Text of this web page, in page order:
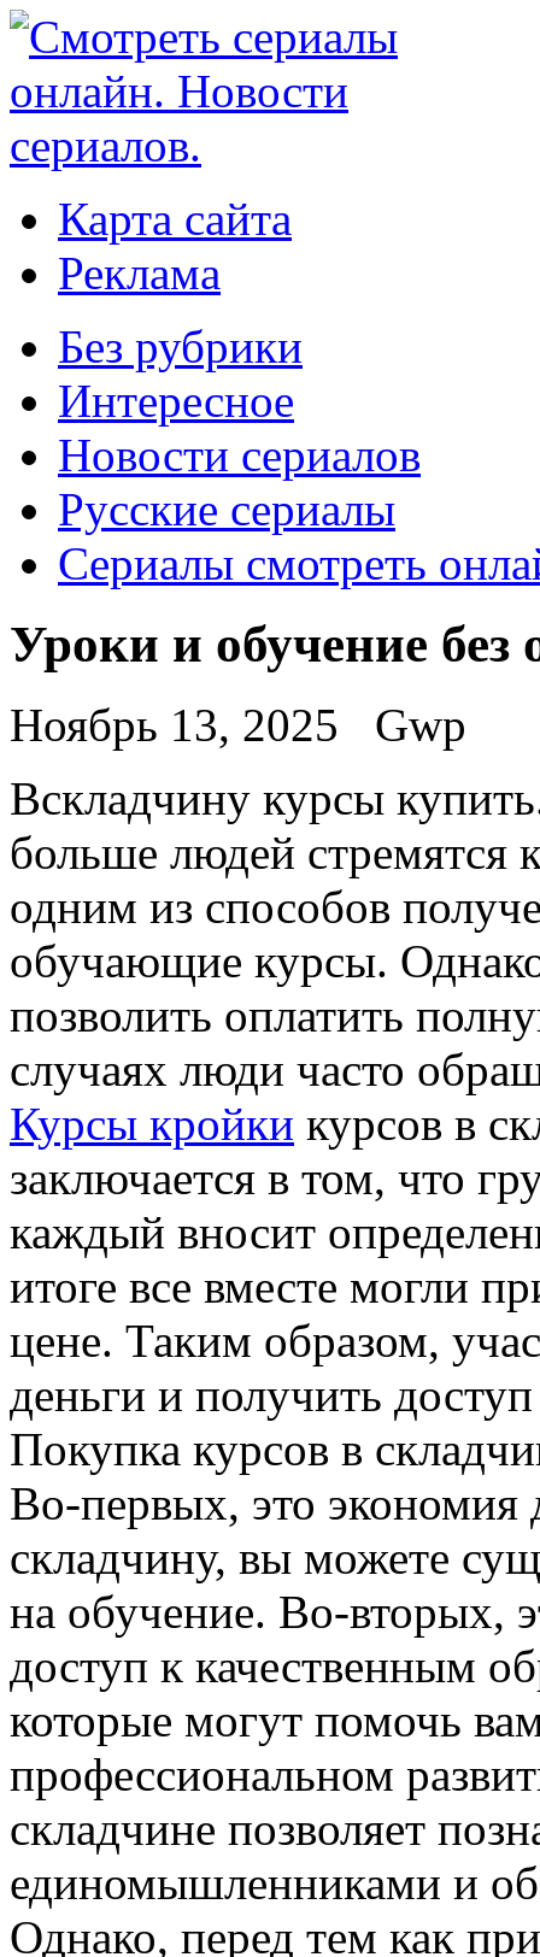
Карта сайта
Реклама
Без рубрики
Интересное
Новости сериалов
Русские сериалы
Сериалы смотреть
Уроки и обучение без
Ноябрь 13, 2025
Gwp
Всклaдчину курсы
больше людей
одним из способов
обучающие курсы.
позволить оплатить
случаях люди часто
Курсы кройки курсов в
заключается в том, что
каждый вносит
итоге все вместе могли
цене. Таким образом,
деньги и получить
Покупка курсов в
Во-первых, это экономия
складчину, вы можете
на обучение. Во-вторых,
доступ к качественным
которые могут помочь
профессиональном
складчине позволяет
единомышленниками и
Однако, перед тем как